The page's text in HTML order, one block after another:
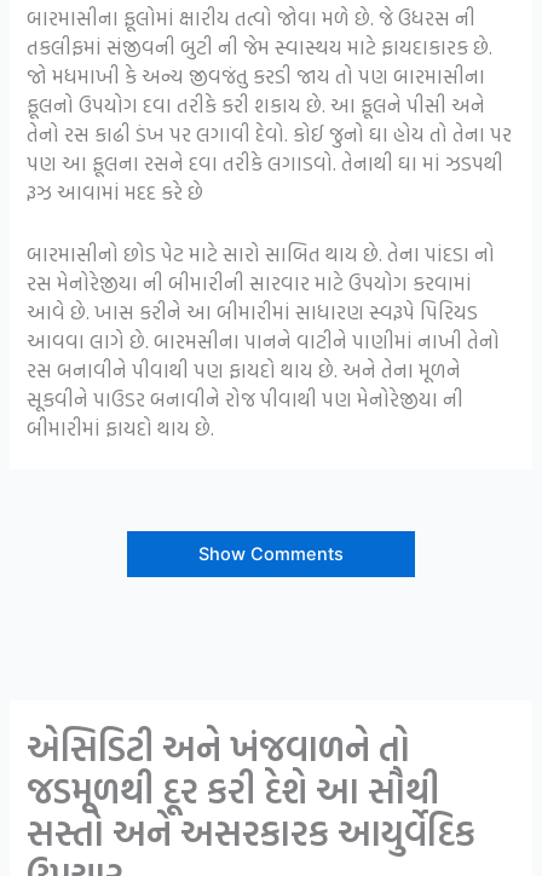
બારમાસીના ફૂલોમાં ક્ષારીય તત્વો જોવા મળે છે. જે ઉધરસ ની
તકલીફમાં સંજીવની બુટી ની જેમ સ્વાસ્થય માટે ફાયદાકારક છે.
જો મધમાખી કે અન્ય જીવજંતુ કરડી જાય તો પણ બારમાસીના
ફૂલનો ઉપયોગ દવા તરીકે કરી શકાય છે. આ ફૂલને પીસી અને
તેનો રસ કાઢી ડંખ પર લગાવી દેવો. કોઈ જુનો ઘા હોય તો તેના પર
પણ આ ફૂલના રસને દવા તરીકે લગાડવો. તેનાથી ઘા માં ઝડપથી
રૂઝ આવામાં મદદ કરે છે
બારમાસીનો છોડ પેટ માટે સારો સાબિત થાય છે. તેના પાંદડા નો
રસ મેનોરેજીયા ની બીમારીની સારવાર માટે ઉપયોગ કરવામાં
આવે છે. ખાસ કરીને આ બીમારીમાં સાધારણ સ્વરૂપે પિરિયડ
આવવા લાગે છે. બારમસીના પાનને વાટીને પાણીમાં નાખી તેનો
રસ બનાવીને પીવાથી પણ ફાયદો થાય છે. અને તેના મૂળને
સૂકવીને પાઉડર બનાવીને રોજ પીવાથી પણ મેનોરેજીયા ની
બીમારીમાં ફાયદો થાય છે.
Show Comments
એસિડિટી અને ખંજવાળને તો
જડમૂળથી દૂર કરી દેશે આ સૌથી
સસ્તો અને અસરકારક આયુર્વેદિક